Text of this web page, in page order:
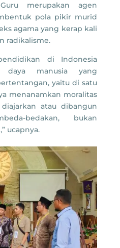
merupakan agen
pola pikir murid
agama yang kerap kali
radikalisme.
di Indonesia
daya manusia yang
yaitu di satu
menanamkan moralitas
atau dibangun
bedakan, bukan
ucapnya.